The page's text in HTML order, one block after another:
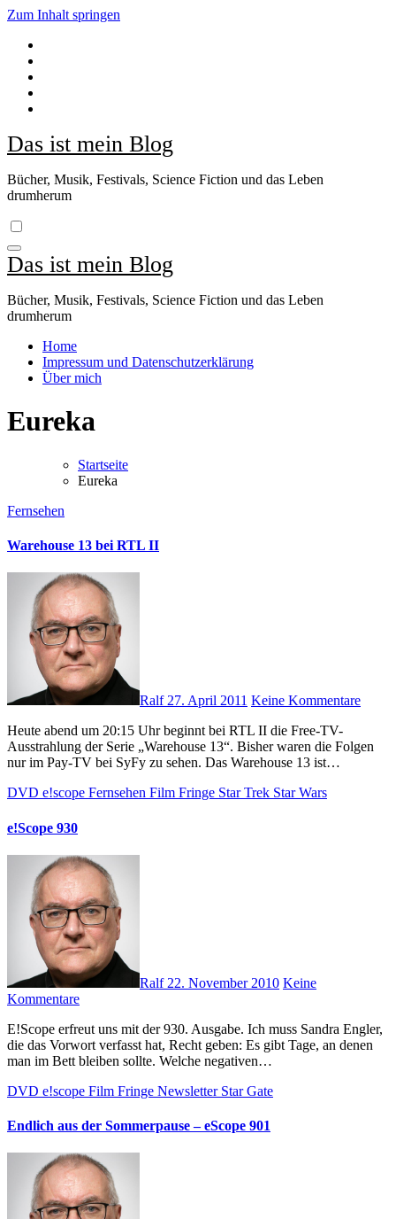
Zum Inhalt springen
Das ist mein Blog
Bücher, Musik, Festivals, Science Fiction und das Leben
drumherum
Das ist mein Blog
Bücher, Musik, Festivals, Science Fiction und das Leben
drumherum
Home
Impressum und Datenschutzerklärung
Über mich
Eureka
Startseite
Eureka
Fernsehen
Warehouse 13 bei RTL II
Ralf27. April 2011 Keine Kommentare
Heute abend um 20:15 Uhr beginnt bei RTL II die Free-TV-
Ausstrahlung der Serie „Warehouse 13“. Bisher waren die Folgen
nur im Pay-TV bei SyFy zu sehen. Das Warehouse 13 ist…
DVD e!scope Fernsehen Film Fringe Star Trek Star Wars
e!Scope 930
Ralf 22. November 2010 Keine
Kommentare
E!Scope erfreut uns mit der 930. Ausgabe. Ich muss Sandra Engler,
die das Vorwort verfasst hat, Recht geben: Es gibt Tage, an denen
man im Bett bleiben sollte. Welche negativen…
DVD e!scope Film Fringe Newsletter Star Gate
Endlich aus der Sommerpause – eScope 901